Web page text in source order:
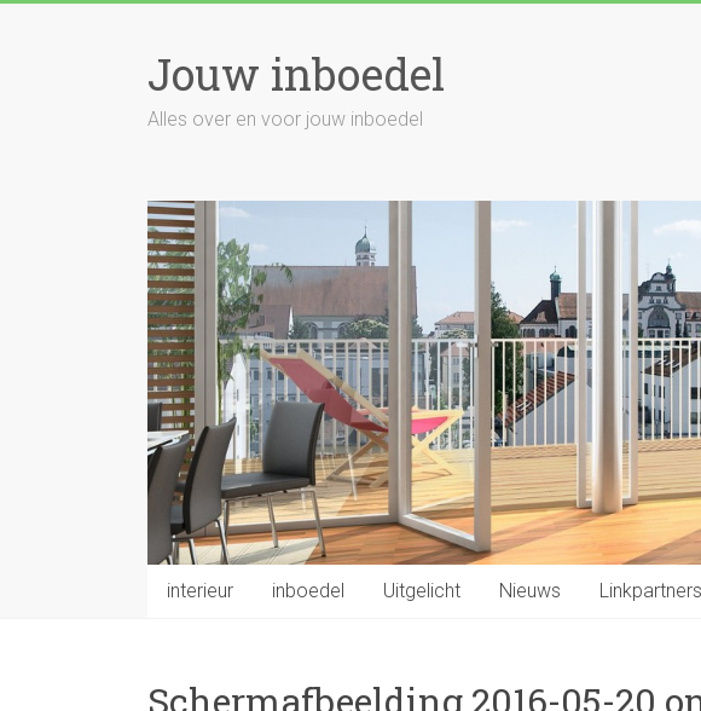
Jouw inboedel
Alles over en voor jouw inboedel
interieur inboedel Uitgelicht Nieuws Linkpartners
Schermafbeelding 2016-05-20